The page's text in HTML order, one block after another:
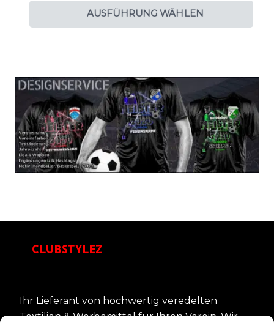
AUSFÜHRUNG WÄHLEN
CLUBSTYLEZ
Ihr Lieferant von hochwertig veredelten
Textilien & Werbemittel für Ihren Verein. Wir